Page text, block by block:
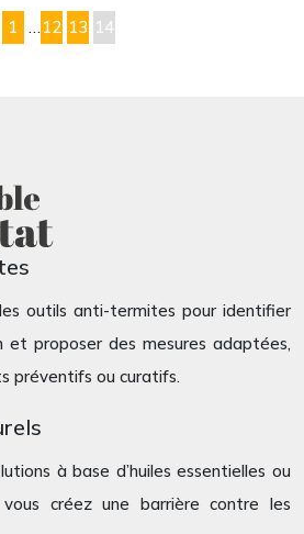
1 … 12 13 14
outils anti-termites pour identifier
et proposer des mesures adaptées,
préventifs ou curatifs.
à base d’huiles essentielles ou
créez une barrière contre les